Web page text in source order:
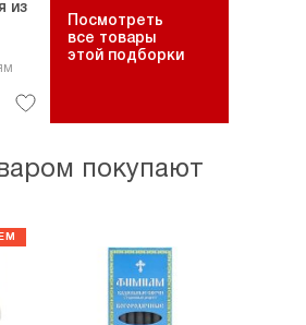
из
Посмотреть
все товары
этой подборки
покупают